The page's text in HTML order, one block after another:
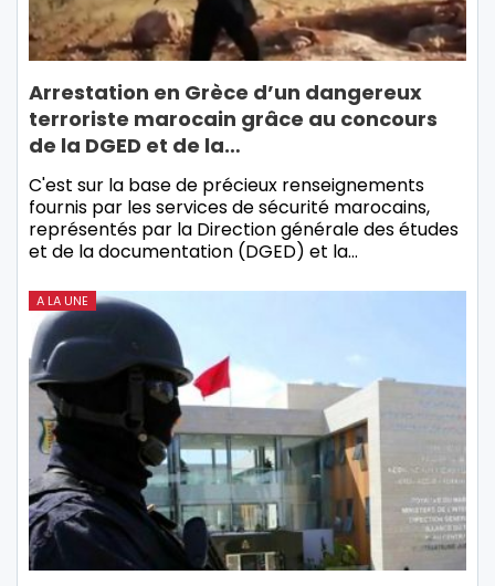
Arrestation en Grèce d’un dangereux
terroriste marocain grâce au concours
de la DGED et de la…
C'est sur la base de précieux renseignements
fournis par les services de sécurité marocains,
représentés par la Direction générale des études
et de la documentation (DGED) et la…
A LA UNE